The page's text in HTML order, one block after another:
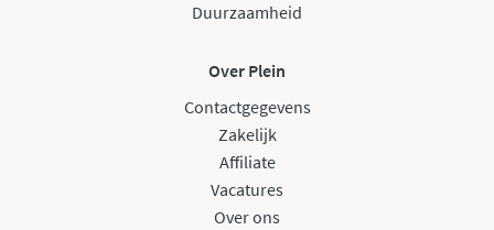
Duurzaamheid
Over Plein
Contactgegevens
Zakelijk
Affiliate
Vacatures
Over ons